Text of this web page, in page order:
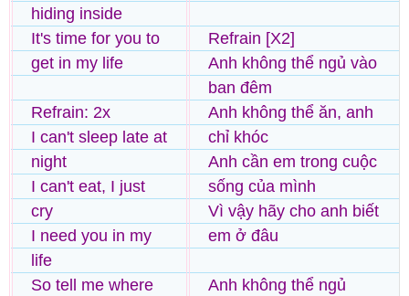
hiding inside
It's time for you to
get in my life
Refrain: 2x
I can't sleep late at
night
I can't eat, I just
cry
I need you in my
life
So tell me where
Refrain [X2]
Anh không thể ngủ vào
ban đêm
Anh không thể ăn, anh
chỉ khóc
Anh cần em trong cuộc
sống của mình
Vì vậy hãy cho anh biết
em ở đâu
Anh không thể ngủ